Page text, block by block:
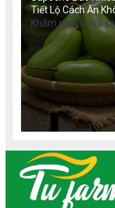
Tiết Lộ Cách Ăn
Béo
Khám phá 1 quả
nhiêu calo, lượng
sinh tố sapoche và
ăn hồng xiêm
cân. Tìm hiểu giá